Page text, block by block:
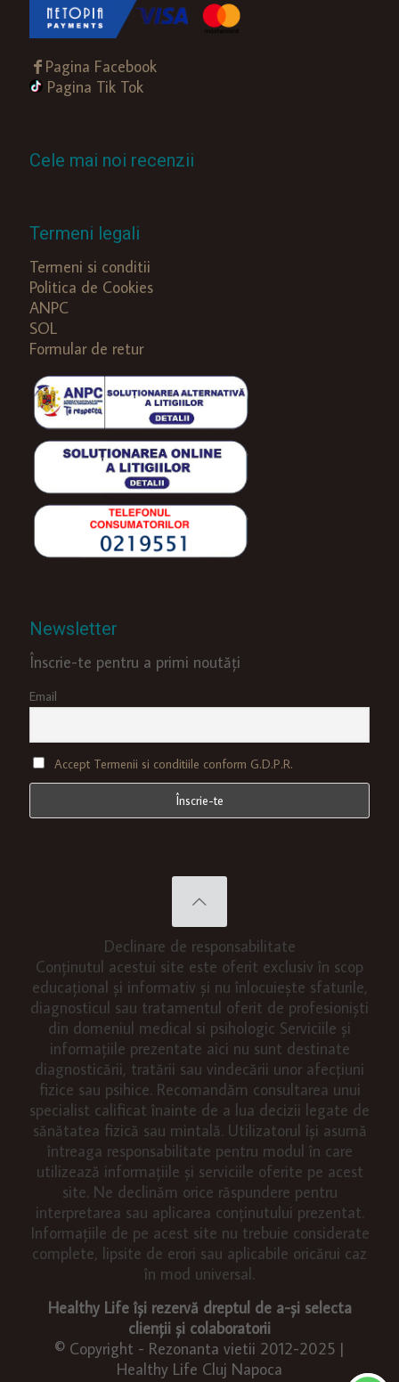
Pagina Facebook
Pagina Tik Tok
Cele mai noi recenzii
Termeni legali
Termeni si conditii
Politica de Cookies
ANPC
SOL
Formular de retur
Newsletter
Înscrie-te pentru a primi noutăți
Email
Accept Termenii si conditiile conform G.D.P.R.
Declinare de responsabilitate
Conținutul acestui site este oferit exclusiv în scop
educațional și informativ și nu înlocuiește sfaturile,
diagnosticul sau tratamentul oferit de profesioniști
din domeniul medical si psihologic Serviciile și
informațiile prezentate aici nu sunt destinate
diagnosticării, tratării sau vindecării unor afecțiuni
fizice sau psihice. Recomandăm consultarea unui
specialist calificat înainte de a lua decizii legate de
sănătatea fizică sau mintală. Utilizatorul își asumă
întreaga responsabilitate pentru modul în care
utilizează informațiile și serviciile oferite pe acest
site. Ne declinăm orice răspundere pentru
interpretarea sau aplicarea conținutului prezentat.
Informațiile de pe acest site nu trebuie considerate
complete, lipsite de erori sau aplicabile oricărui caz
în mod universal.
Healthy Life își rezervă dreptul de a-și selecta
clienții și colaboratorii
© Copyright - Rezonanta vietii 2012-2025 |
Healthy Life Cluj Napoca